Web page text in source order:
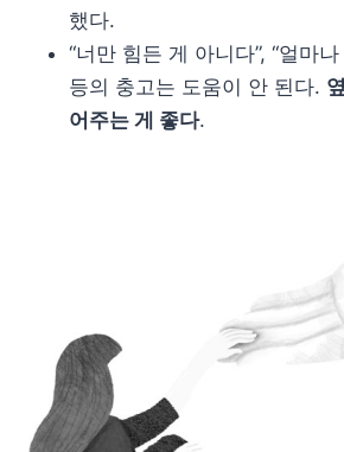
했다.
“너만 힘든 게 아니다”, “얼마
등의 충고는 도움이 안 된다.
어주는 게 좋다.